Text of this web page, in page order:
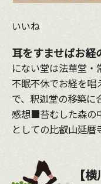
いいね
耳をすませばお経
にない堂は法華堂
不眠不休でお経を唱
で、釈迦堂の移築に
感想■苔むした森の
としての比叡山延暦
【